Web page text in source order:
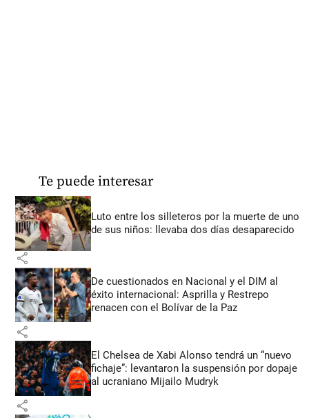
Te puede interesar
Luto entre los silleteros por la muerte de uno
de sus niños: llevaba dos días desaparecido
share
De cuestionados en Nacional y el DIM al
éxito internacional: Asprilla y Restrepo
renacen con el Bolívar de la Paz
share
El Chelsea de Xabi Alonso tendrá un “nuevo
fichaje”: levantaron la suspensión por dopaje
al ucraniano Mijailo Mudryk
share